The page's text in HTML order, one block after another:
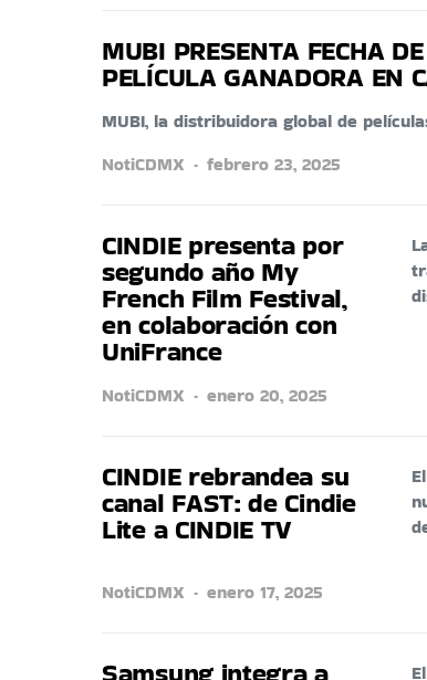
MUBI PRESENTA FECHA
PELÍCULA GANADORA EN
MUBI, la distribuidora global de
NotiCDMX
febrero 23, 2025
CINDIE presenta por
segundo año My
French Film Festival,
en colaboración con
UniFrance
NotiCDMX enero 20, 2025
CINDIE rebrandea su
canal FAST: de Cindie
Lite a CINDIE TV
NotiCDMX enero 17, 2025